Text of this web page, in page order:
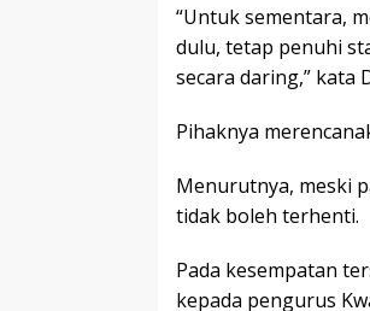
“Untuk sementara,
dulu, tetap penuhi
secara daring,” kata
Pihaknya
Menurutnya, meski
tidak boleh terhenti.
Pada kesempatan
kepada pengurus